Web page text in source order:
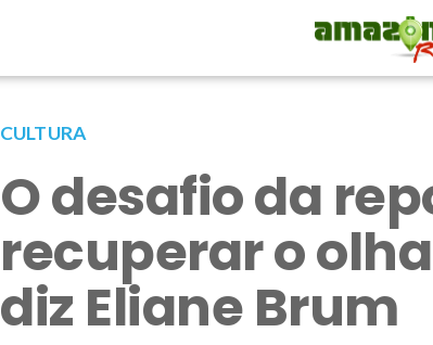
CULTURA
O desafio da
recuperar o
diz Eliane Brum